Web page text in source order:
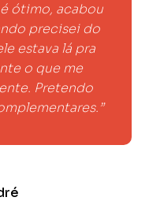
ótimo, acabou
precisei do
estava lá pra
o que me
Pretendo